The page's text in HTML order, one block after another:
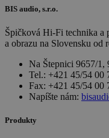
BIS audio, s.r.o.
Špičková Hi-Fi technika a
a obrazu na Slovensku od
Na Štepnici 9657/1,
Tel.: +421 45/54 00
Fax: +421 45/54 00
Napíšte nám:
Produkty